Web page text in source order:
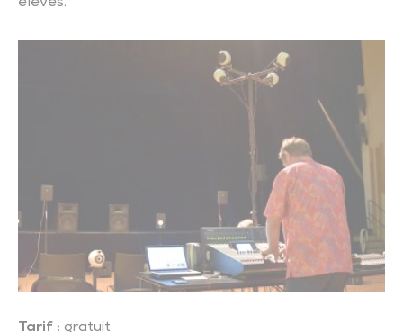
élèves.
Tarif : gratuit